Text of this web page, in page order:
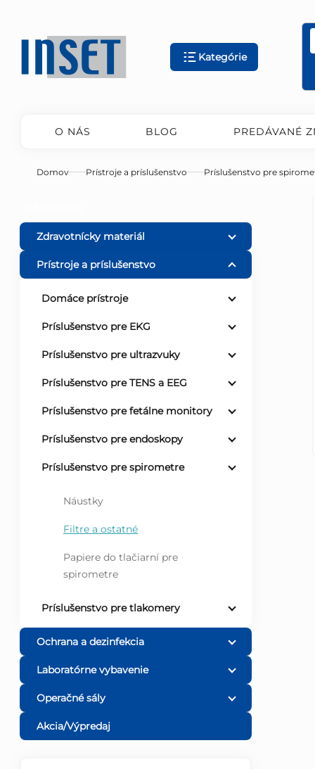
obsah
Kategórie
O NÁS BLOG PREDÁVANÉ
Domov Prístroje a príslušenstvo Príslušenstvo pre
o
č
Zdravotnícky materiál
Prístroje a príslušenstvo
Domáce prístroje
Príslušenstvo pre EKG
Príslušenstvo pre ultrazvuky
Príslušenstvo pre TENS a EEG
Príslušenstvo pre fetálne monitory
Príslušenstvo pre endoskopy
Príslušenstvo pre spirometre
Náustky
Filtre a ostatné
Papiere do tlačiarní pre
spirometre
Príslušenstvo pre tlakomery
Ochrana a dezinfekcia
Laboratórne vybavenie
Operačné sály
Akcia/Výpredaj